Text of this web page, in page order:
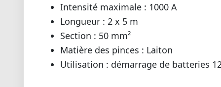
Intensité maximale : 1000 A
Longueur : 2 x 5 m
Section : 50 mm²
Matière des pinces : Laiton
Utilisation : démarrage de batteries